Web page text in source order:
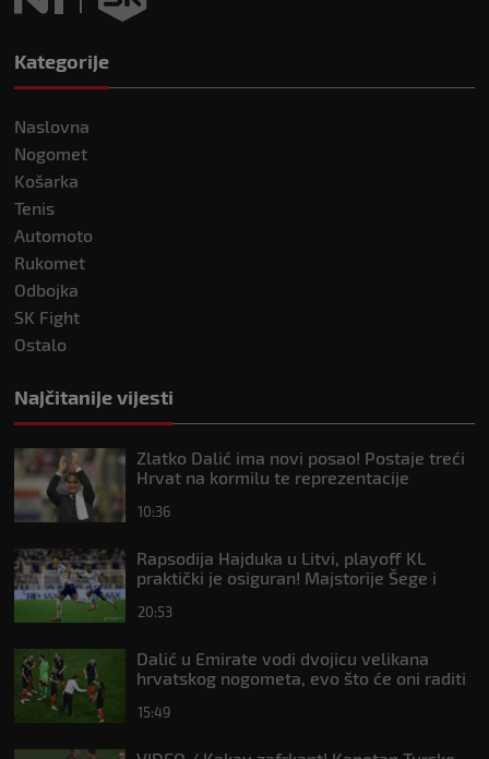
Kategorije
Naslovna
Nogomet
Košarka
Tenis
Automoto
Rukomet
Odbojka
SK Fight
Ostalo
Najčitanije vijesti
Zlatko Dalić ima novi posao! Postaje treći
Hrvat na kormilu te reprezentacije
10:36
Rapsodija Hajduka u Litvi, playoff KL
praktički je osiguran! Majstorije Šege i
20:53
Dalić u Emirate vodi dvojicu velikana
hrvatskog nogometa, evo što će oni raditi
15:49